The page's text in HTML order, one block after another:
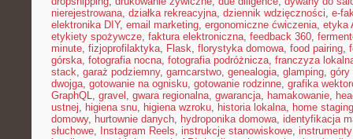
nierejestrowana, działka rekreacyjna, dziennik wdzięczności, e-
elektronika DIY, email marketing, ergonomiczne ćwiczenia, etyka
etykiety spożywcze, faktura elektroniczna, feedback 360,
minute, fizjoprofilaktyka, Flask, florystyka domowa, food pairing,
górska, fotografia nocna, fotografia podróżnicza, franczyza
stack, garaż podziemny, garncarstwo, genealogia, glamping, góry
dwojga, gotowanie na ognisku, gotowanie rodzinne, grafika
GraphQL, gravel , gwara regionalna, gwarancja, hamakowanie,
ustnej, higiena snu, higiena wzroku, historia lokalna, home staging
domowy, hurtownie danych, hydroponika domowa, identyfikacja
słuchowe, Instagram Reels, instrukcje stanowiskowe,